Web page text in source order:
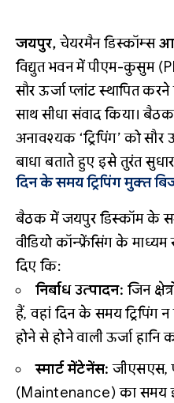
जयपुर,चेयरमैन डिस्कॉम्स
विद्युत भवन में पीएम-कुसुम
सौर ऊर्जा प्लांट स्थापित
साथ सीधा संवाद किया।
अनावश्यक ‘ट्रिपिंग’ को
बाधा बताते हुए इसे तुरंत
दिन के समय ट्रिपिंग मुक्त
बैठक में जयपुर डिस्कॉम के
वीडियो कॉन्फ्रेंसिंग के माध्यम
दिए कि:
निर्बाध उत्पादन: जिन
हैं, वहां दिन के समय ट्रिपिंग
होने से होने वाली ऊर्जा हानि
स्मार्ट मेंटेनेंस: जीएसएस,
(Maintenance) का समय